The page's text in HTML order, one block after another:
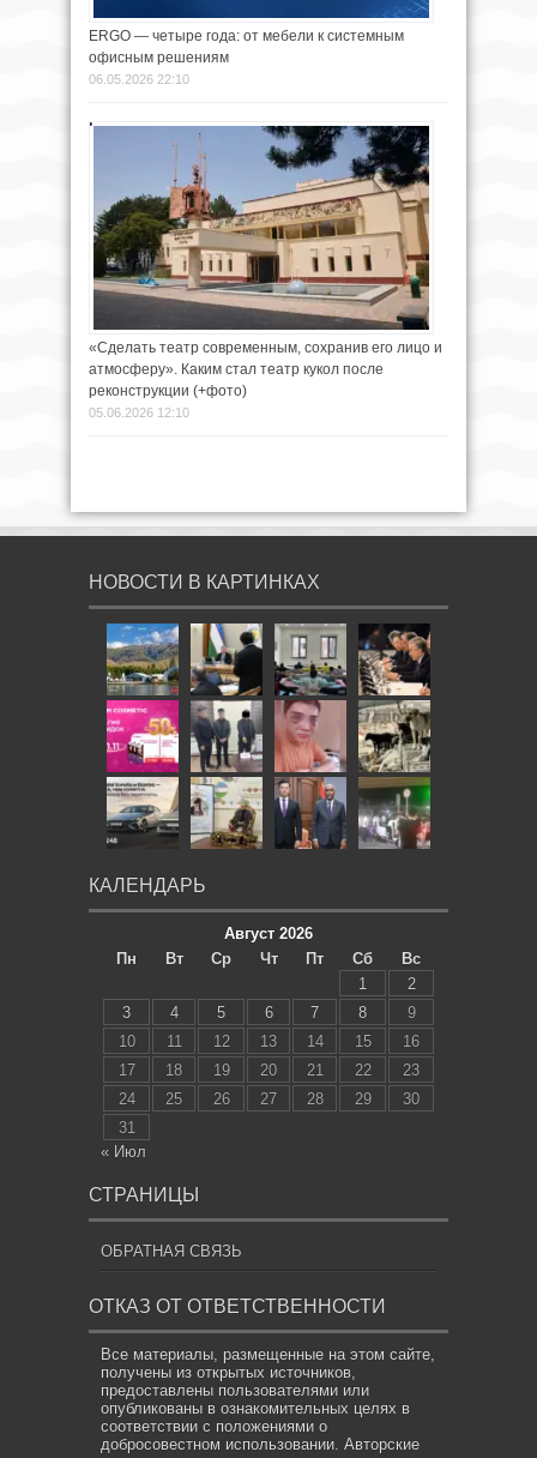
ERGO — четыре года: от мебели к системным
офисным решениям
06.05.2026 22:10
«Сделать театр современным, сохранив его лицо и
атмосферу». Каким стал театр кукол после
реконструкции (+фото)
05.06.2026 12:10
НОВОСТИ В КАРТИНКАХ
КАЛЕНДАРЬ
Август 2026
Пн
Вт Ср Чт Пт Сб
Вс
1
2
3
4 5 6 7 8
9
10
11 12 13 14 15
16
17
18 19 20 21 22
23
24
25 26 27 28 29
30
31
« Июл
СТРАНИЦЫ
ОБРАТНАЯ СВЯЗЬ
ОТКАЗ ОТ ОТВЕТСТВЕННОСТИ
Все материалы, размещенные на этом сайте,
получены из открытых источников,
предоставлены пользователями или
опубликованы в ознакомительных целях в
соответствии с положениями о
добросовестном использовании. Авторские